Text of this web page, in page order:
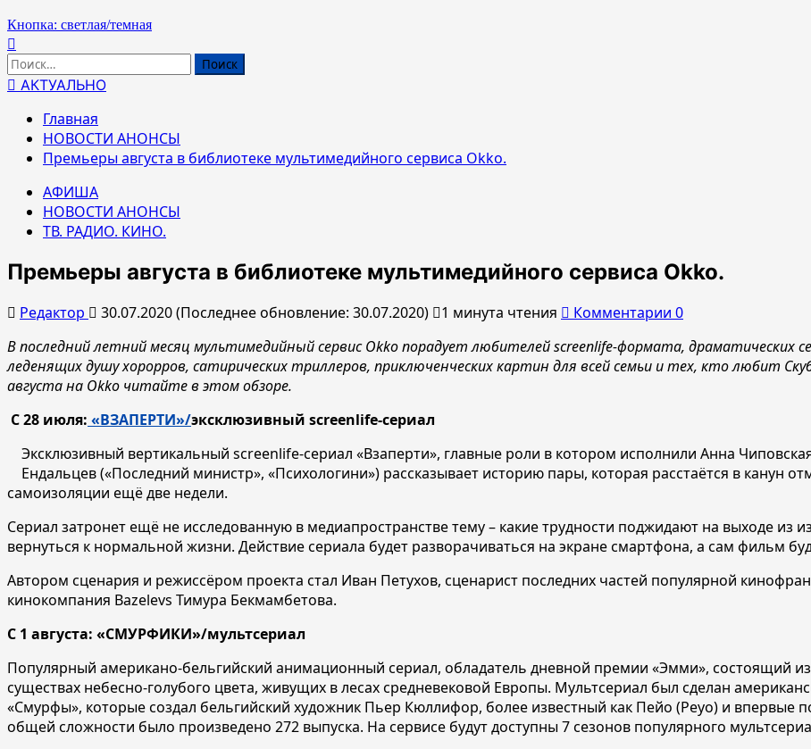
Кнопка: светлая/темная
Найти:
АКТУАЛЬНО
Главная
НОВОСТИ АНОНСЫ
Премьеры августа в библиотеке мультимедийного сервиса Okko.
АФИША
НОВОСТИ АНОНСЫ
ТВ. РАДИО. КИНО.
Премьеры августа в библиотеке мультимедийного сервиса Okko.
Редактор 30.07.2020 (Последнее обновление: 30.07.2020) 1 минута чтения
Комментарии 0
В последний летний месяц мультимедийный сервис Okko порадует любителей screenlife-формата, драматических
леденящих душу хорорров, сатирических триллеров, приключенческих картин для всей семьи и тех, кто любит
августа на Okko читайте в этом обзоре.
С 28 июля: «ВЗАПЕРТИ»/эксклюзивный screenlife-сериал
Эксклюзивный вертикальный screenlife-сериал «Взаперти», главные роли в котором исполнили Анна
Ендальцев («Последний министр», «Психологини») рассказывает историю пары, которая расстаётся в канун
самоизоляции ещё две недели.
Сериал затронет ещё не исследованную в медиапространстве тему – какие трудности поджидают на выходе из
вернуться к нормальной жизни. Действие сериала будет разворачиваться на экране смартфона, а сам фильм
Автором сценария и режиссёром проекта стал Иван Петухов, сценарист последних частей популярной
кинокомпания Bazelevs Тимура Бекмамбетова.
С 1 августа: «СМУРФИКИ»/мультсериал
Популярный американо-бельгийский анимационный сериал, обладатель дневной премии «Эмми», состоящий
существах небесно-голубого цвета, живущих в лесах средневековой Европы. Мультсериал был сделан
«Смурфы», которые создал бельгийский художник Пьер Кюллифор, более известный как Пейо (Peyo) и впервые
общей сложности было произведено 272 выпуска. На сервисе будут доступны 7 сезонов популярного